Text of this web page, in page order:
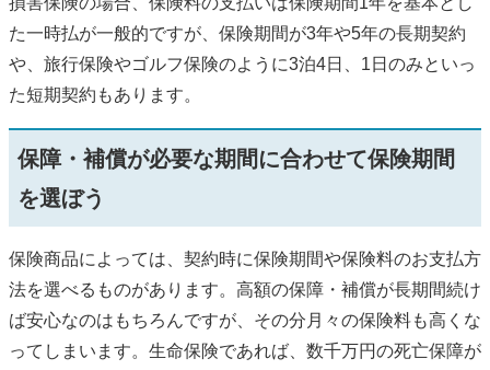
た一時払が一般的ですが、保険期間が3年や5年の長期契約
や、旅行保険やゴルフ保険のように3泊4日、1日のみといっ
た短期契約もあります。
保障・補償が必要な期間に合わせて保険期間
を選ぼう
保険商品によっては、契約時に保険期間や保険料のお支払方
法を選べるものがあります。高額の保障・補償が長期間続け
ば安心なのはもちろんですが、その分月々の保険料も高くな
ってしまいます。生命保険であれば、数千万円の死亡保障が